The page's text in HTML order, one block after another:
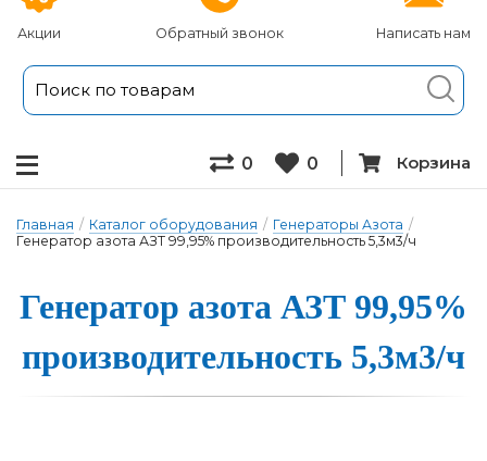
Акции Обратный звонок Написать нам
0 0 Корзина
Главная / Каталог оборудования / Генераторы Азота /
Генератор азота АЗТ 99,95% производительность 5,3м3/ч
Генера­тор а­зо­та АЗТ 99,95%
про­из­во­ди­тель­ность 5,3м3/ч